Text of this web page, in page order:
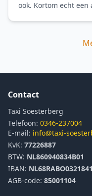
ook. Kortom echt een
Contact
Taxi Soesterberg
Telefoon: 0346-237004
E-mail: info@taxi-
KvK: 77226887
BTW: NL860940834B01
IBAN:
AGB-code: 85001104